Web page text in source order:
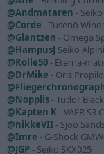
@Andmataren -
@Corde - Tusenö
@Glantzen - Omega
@HampusJ Seiko
@Rolle50 - Eterna-
@DrMike - Oris
@Nopplis - Tudor
@Kapten K - VAER
@nikkeVII - Sjöö
@Imre - G-Shock
@JGP - Seiko SKX025